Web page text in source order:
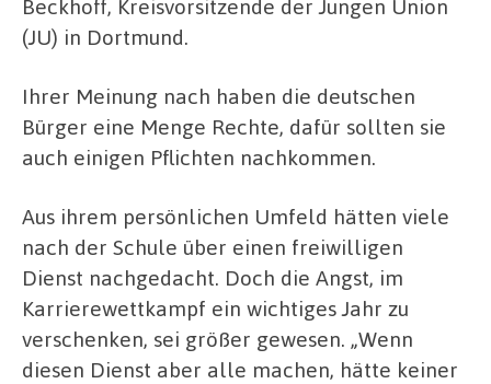
Beckhoff, Kreisvorsitzende der Jungen Union
(JU) in Dortmund.
Ihrer Meinung nach haben die deutschen
Bürger eine Menge Rechte, dafür sollten sie
auch einigen Pflichten nachkommen.
Aus ihrem persönlichen Umfeld hätten viele
nach der Schule über einen freiwilligen
Dienst nachgedacht. Doch die Angst, im
Karrierewettkampf ein wichtiges Jahr zu
verschenken, sei größer gewesen. „Wenn
diesen Dienst aber alle machen, hätte keiner